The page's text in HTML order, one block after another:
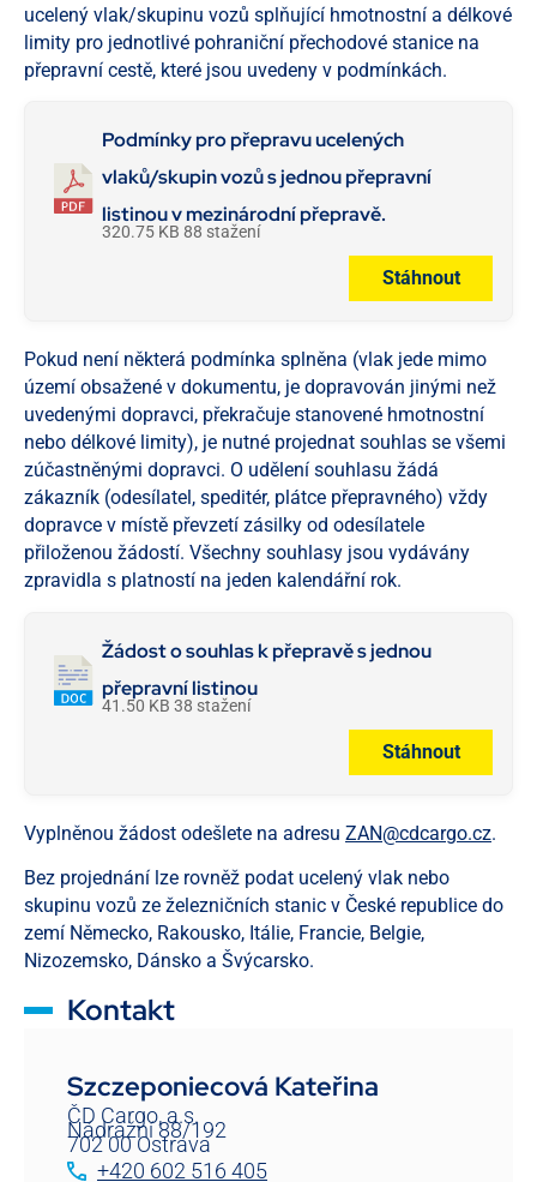
ucelený vlak/skupinu vozů splňující hmotnostní a délkové
limity pro jednotlivé pohraniční přechodové stanice na
přepravní cestě, které jsou uvedeny v podmínkách.
Podmínky pro přepravu ucelených
vlaků/skupin vozů s jednou přepravní
listinou v mezinárodní přepravě.
320.75 KB 88 stažení
Stáhnout
Pokud není některá podmínka splněna (vlak jede mimo
území obsažené v dokumentu, je dopravován jinými než
uvedenými dopravci, překračuje stanovené hmotnostní
nebo délkové limity), je nutné projednat souhlas se všemi
zúčastněnými dopravci. O udělení souhlasu žádá
zákazník (odesílatel, speditér, plátce přepravného) vždy
dopravce v místě převzetí zásilky od odesílatele
přiloženou žádostí. Všechny souhlasy jsou vydávány
zpravidla s platností na jeden kalendářní rok.
Žádost o souhlas k přepravě s jednou
přepravní listinou
41.50 KB 38 stažení
Stáhnout
Vyplněnou žádost odešlete na adresu ZAN@cdcargo.cz.
Bez projednání lze rovněž podat ucelený vlak nebo
skupinu vozů ze železničních stanic v České republice do
zemí Německo, Rakousko, Itálie, Francie, Belgie,
Nizozemsko, Dánsko a Švýcarsko.
Kontakt
Szczeponiecová Kateřina
ČD Cargo, a.s.
Nádražní 88/192
702 00 Ostrava
+420 602 516 405